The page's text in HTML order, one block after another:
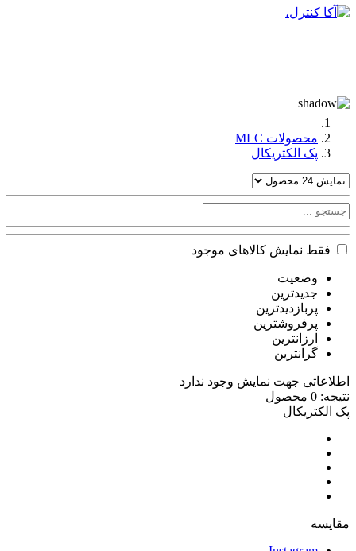
محصولات MLC
پک الکتریکال
فقط نمایش کالاهای موجود
وضعیت
جدیدترین
پربازدیدترین
پرفروشترین
ارزانترین
گرانترین
اطلاعاتی جهت نمایش وجود ندارد
نتیجه: 0 محصول
پک الکتریکال
مقایسه